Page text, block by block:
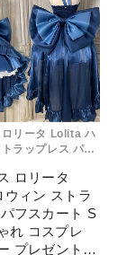
ロリータ Lolita ハ
ラップレス パフ
ー プレゼント レ
チューム プリン
ィック ブル ドレ
ロリータ
ウィン ストラ
フスカート S
れ コスプレ
プレゼント